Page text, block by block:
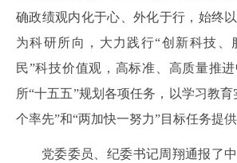
确政绩观内化于心、外化于行，始终
为科研所向，大力践行“创新科技、
民”科技价值观，高标准、高质量推
所“十五五”规划各项任务，以学习教
个率先”和“两加快一努力”目标任务提供
党委委员、纪委书记周翔通报了